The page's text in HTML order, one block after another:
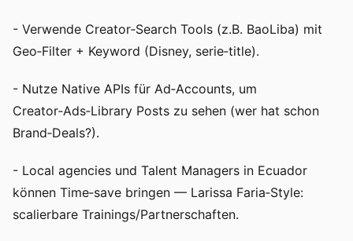
- Verwende Creator‑Search Tools (z.B. BaoLiba) mit
Geo‑Filter + Keyword (Disney, serie‑title).
- Nutze Native APIs für Ad‑Accounts, um
Creator‑Ads‑Library Posts zu sehen (wer hat schon
Brand‑Deals?).
- Local agencies und Talent Managers in Ecuador
können Time‑save bringen — Larissa Faria‑Style:
scalierbare Trainings/Partnerschaften.